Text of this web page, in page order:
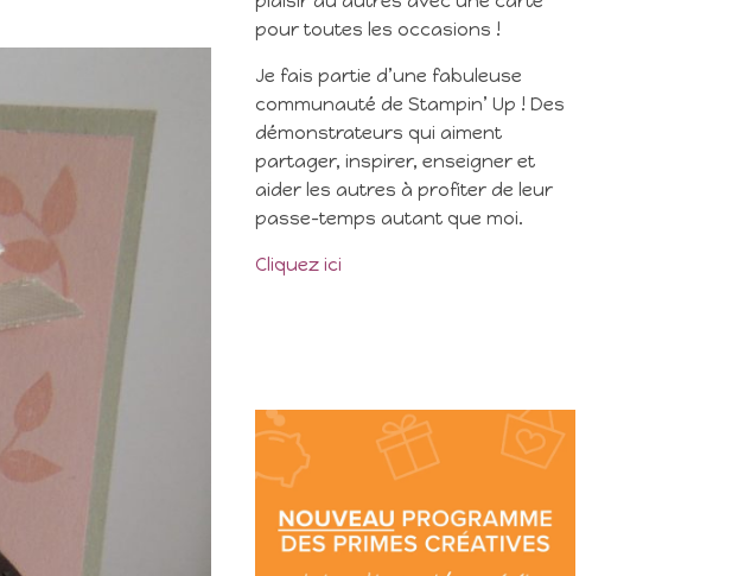
pour toutes les occasions !
Je fais partie d’une fabuleuse
communauté de Stampin’ Up ! Des
démonstrateurs qui aiment
partager, inspirer, enseigner et
aider les autres à profiter de leur
passe-temps autant que moi.
Cliquez ici